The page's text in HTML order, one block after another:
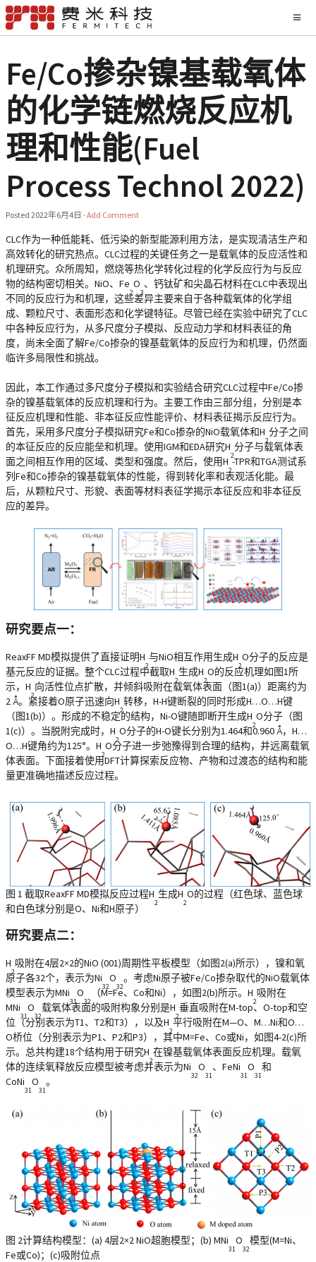
Fe/Co掺杂镍基载氧体
的化学链燃烧反应机
理和性能(Fuel
Process Technol 2022)
Posted 2022年6月4日 · Add Comment
CLC作为一种低能耗、低污染的新型能源利用方法，是实现清洁生产和
高效转化的研究热点。CLC过程的关键任务之一是载氧体的反应活性和
机理研究。众所周知，燃烧等热化学转化过程的化学反应行为与反应
物的结构密切相关。NiO、Fe
2
O
3
、钙钛矿和尖晶石材料在CLC中表现出
不同的反应行为和机理，这些差异主要来自于各种载氧体的化学组
成、颗粒尺寸、表面形态和化学键特征。尽管已经在实验中研究了CLC
中各种反应行为，从多尺度分子模拟、反应动力学和材料表征的角
度，尚未全面了解Fe/Co掺杂的镍基载氧体的反应行为和机理，仍然面
临许多局限性和挑战。
因此，本工作通过多尺度分子模拟和实验结合研究CLC过程中Fe/Co掺
杂的镍基载氧体的反应机理和行为。主要工作由三部分组，分别是本
征反应机理和性能、非本征反应性能评价、材料表征揭示反应行为。
首先，采用多尺度分子模拟研究Fe和Co掺杂的NiO载氧体和H
2
分子之间
的本征反应的反应能垒和机理。使用IGM和EDA研究H
2
分子与载氧体表
面之间相互作用的区域、类型和强度。然后，使用H
2
-TPR和TGA测试系
列Fe和Co掺杂的镍基载氧体的性能，得到转化率和表观活化能。最
后，从颗粒尺寸、形貌、表面等材料表征学揭示本征反应和非本征反
应的差异。
研究要点一：
ReaxFF MD模拟提供了直接证明H
2
与NiO相互作用生成H
2
O分子的反应是
基元反应的证据。整个CLC过程中截取H
2
生成H
2
O的反应机理如图1所
示，H
2
向活性位点扩散，并倾斜吸附在载氧体表面（图1(a)）距离约为
2 Å。紧接着O原子迅速向H
2
转移，H-H键断裂的同时形成H…O…H键
（图1(b)）。形成的不稳定的结构，Ni-O键随即断开生成H
2
O分子（图
1(c)）。当脱附完成时，H
2
O分子的H-O键长分别为1.464和0.960 Å，H…
O…H键角约为125°。H
2
O分子进一步弛豫得到合理的结构，并远离载氧
体表面。下面接着使用DFT计算探索反应物、产物和过渡态的结构和能
量更准确地描述反应过程。
图 1 截取ReaxFF MD模拟反应过程H
2
生成H
2
O的过程（红色球、蓝色球
和白色球分别是O、Ni和H原子）
研究要点二：
H
2
吸附在4层2×2的NiO (001)周期性平板模型（如图2(a)所示），镍和氧
原子各32个，表示为Ni
32
O
32
。考虑Ni原子被Fe/Co掺杂取代的NiO载氧体
模型表示为MNi
31
O
32
（M=Fe、Co和Ni），如图2(b)所示。H
2
吸附在
MNi
31
O
32
载氧体表面的吸附构象分别是H
2
垂直吸附在M-top、O-top和空
位（分别表示为T1、T2和T3），以及H
2
平行吸附在M—O、M…Ni和O…
O桥位（分别表示为P1、P2和P3），其中M=Fe、Co或Ni，如图4-2(c)所
示。总共构建18个结构用于研究H
2
在镍基载氧体表面反应机理。载氧
体的连续氧释放反应模型被考虑并表示为Ni
32
O
31
、FeNi
31
O
31
和
CoNi
31
O
31
。
图 2计算结构模型：(a) 4层2×2 NiO超胞模型；(b) MNi
31
O
32
模型(M=Ni、
Fe或Co)；(c)吸附位点